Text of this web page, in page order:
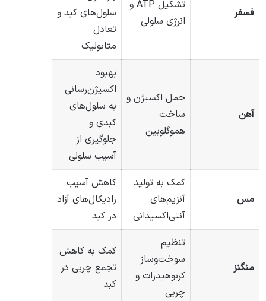
فسفر
تشکیل ATP و
انرژی سلولی
سلول‌های کبد و
تعادل
متابولیک
آهن
حمل اکسیژن و
ساخت
هموگلوبین
بهبود
اکسیژن‌رسانی
به سلول‌های
کبدی و
جلوگیری از
آسیب سلولی
مس
کمک به تولید
آنزیم‌های
آنتی‌اکسیدانی
کاهش آسیب
رادیکال‌های آزاد
در کبد
منگنز
تنظیم
سوخت‌وساز
کربوهیدرات و
چربی
کمک به کاهش
تجمع چربی در
کبد